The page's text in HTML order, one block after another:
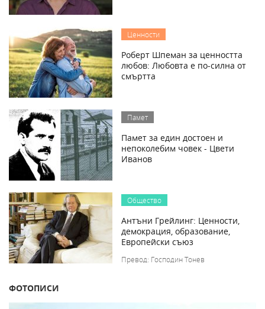
Ценности
Роберт Шпеман за ценността
любов: Любовта е по-силна от
смъртта
Памет
Памет за един достоен и
непоколебим човек - Цвети
Иванов
Общество
Антъни Грейлинг: Ценности,
демокрация, образование,
Европейски съюз
Превод: Господин Тонев
ФОТОПИСИ